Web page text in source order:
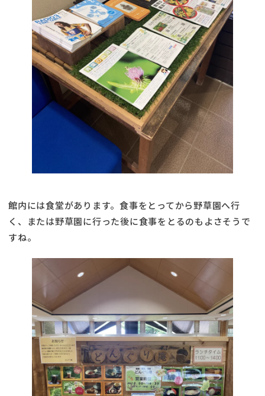
館内には食堂があります。食事をとってから野草園へ行
く、または野草園に行った後に食事をとるのもよさそうで
すね。